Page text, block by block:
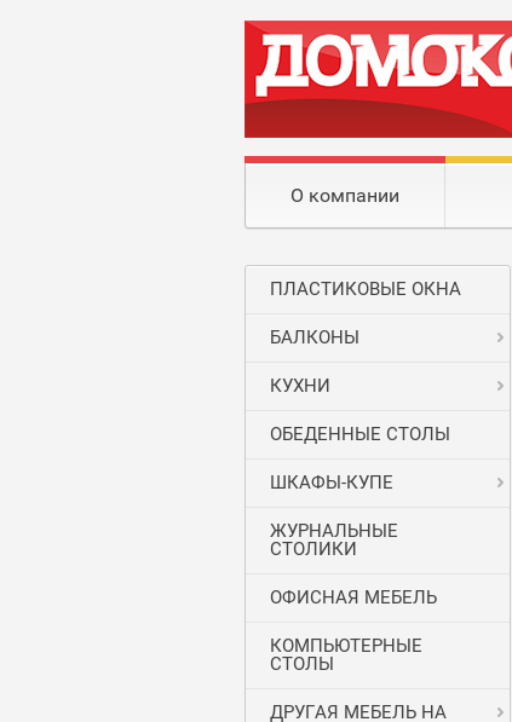
О компании
ПЛАСТИКОВЫЕ ОКНА
БАЛКОНЫ
КУХНИ
ОБЕДЕННЫЕ СТОЛЫ
ШКАФЫ-КУПЕ
ЖУРНАЛЬНЫЕ
СТОЛИКИ
ОФИСНАЯ МЕБЕЛЬ
КОМПЬЮТЕРНЫЕ
СТОЛЫ
ДРУГАЯ МЕБЕЛЬ НА